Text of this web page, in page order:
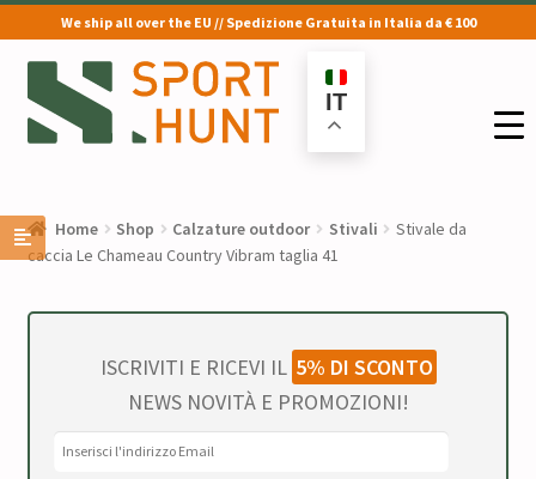
We ship all over the EU // Spedizione Gratuita in Italia da € 100
Vai
alla
navigazione
Vai
al
contenuto
IT
Home Shop Calzature outdoor Stivali
Stivale da
caccia Le Chameau Country Vibram taglia 41
ISCRIVITI E RICEVI IL 5% DI SCONTO
NEWS NOVITÀ E PROMOZIONI!